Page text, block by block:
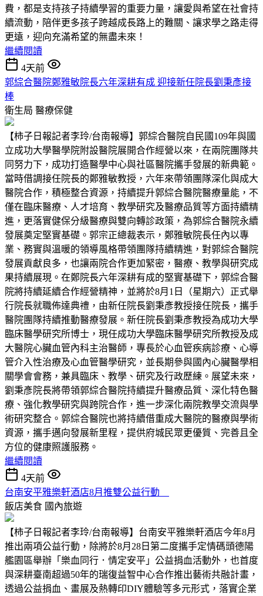
費，都是支持孩子持續學習的重要力量，讓愛與希望在社會持
續流動，陪伴更多孩子跨越成長路上的難關、讓求學之路走得
更遠，迎向充滿希望的無盡未來！
繼續閱讀
4天前
郭綜合醫院鄭雅敏院長六年深耕有成 迎接新任院長劉秉彥接
棒
衛生局 醫療保健
【柿子日報記者李玲/台南報導】郭綜合醫院自民國109年與國
立成功大學醫學院附設醫院展開合作經營以來，在兩院團隊共
同努力下，成功打造醫學中心與社區醫院攜手發展的新典範。
當時借調接任院長的鄭雅敏教授，六年來帶領團隊深化與成大
醫院合作，積極整合資源，持續提升郭綜合醫院醫療量能，不
僅在臨床醫療、人才培育、教學研究及醫療品質等方面持續精
進，更落實健保分級醫療與雙向轉診政策，為郭綜合醫院永續
發展奠定堅實基礎。郭宗正總裁表示，鄭雅敏院長任內以專
業、務實與溫暖的領導風格帶領團隊持續精進，對郭綜合醫院
發展貢獻良多，也讓兩院合作更加緊密，醫療、教學與研究成
果持續展現。在鄭院長六年深耕有成的堅實基礎下，郭綜合醫
院將持續延續合作經營精神，並將於8月1日（星期六）正式舉
行院長就職佈達典禮，由新任院長劉秉彥教授接任院長，攜手
醫院團隊持續推動醫療發展。新任院長劉秉彥教授為成功大學
臨床醫學研究所博士，現任成功大學臨床醫學研究所教授及成
大醫院心臟血管內科主治醫師，專長於心血管疾病診療、心導
管介入性治療及心血管醫學研究，並長期參與國內心臟醫學相
關學會會務，兼具臨床、教學、研究及行政歷練。展望未來，
劉秉彥院長將帶領郭綜合醫院持續提升醫療品質、深化特色醫
療、強化教學研究與跨院合作，進一步深化兩院教學交流與學
術研究整合。郭綜合醫院也將持續借重成大醫院的醫療與學術
資源，攜手邁向發展新里程，提供府城民眾更優質、完善且全
方位的健康照護服務。
繼續閱讀
4天前
台南安平雅樂軒酒店8月推雙公益行動
飯店美食 國內旅遊
【柿子日報記者李玲/台南報導】台南安平雅樂軒酒店今年8月
推出兩項公益行動，除將於8月28日第二度攜手定情碼頭德陽
艦園區舉辦「樂血同行．情定安平」公益捐血活動外，也首度
與深耕臺南超過50年的瑞復益智中心合作推出藝術共融計畫，
透過公益捐血、畫展及熱轉印DIY體驗等多元形式，落實企業